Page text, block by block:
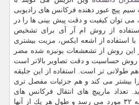
پیچ عبور دهنده فركانس های رادیویی
می توان كیفیت و دقت پیش بینی ها را در
استفاده از روش ام آر آی برای تشخیص
استفاده از اشعه ایكس، مزیت بیشتری
روش از تشعشعات یونیزه شده مضر
روش حساسیت و دقت تصاویر بالاتر است
هم طولانی تر است. استفاده از این جلیقه
را بیشتر می كند و هم جزئیات مفصل تری
تعداد مارپیچ های انتقال فركانس های
رادیویی در جلیقه مذكور به ۳۲ مورد می رسد و طول هر یك از آنها